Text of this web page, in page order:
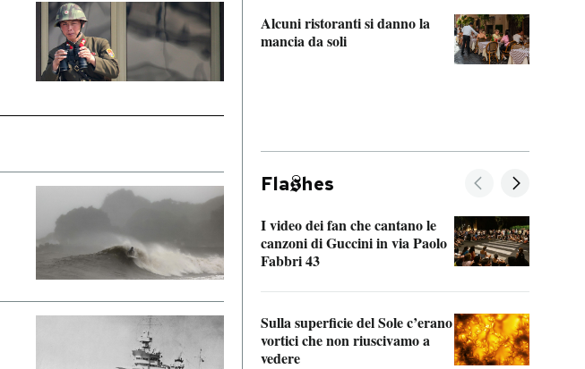
Alcuni ristoranti si danno la
mancia da soli
Fla hes
I video dei fan che cantano le
canzoni di Guccini in via Paolo
Fabbri 43
Sulla superficie del Sole c’erano
vortici che non riuscivamo a
vedere